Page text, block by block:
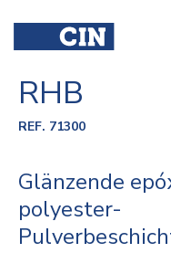
RHB
REF. 71300
Glänzende
polyester-